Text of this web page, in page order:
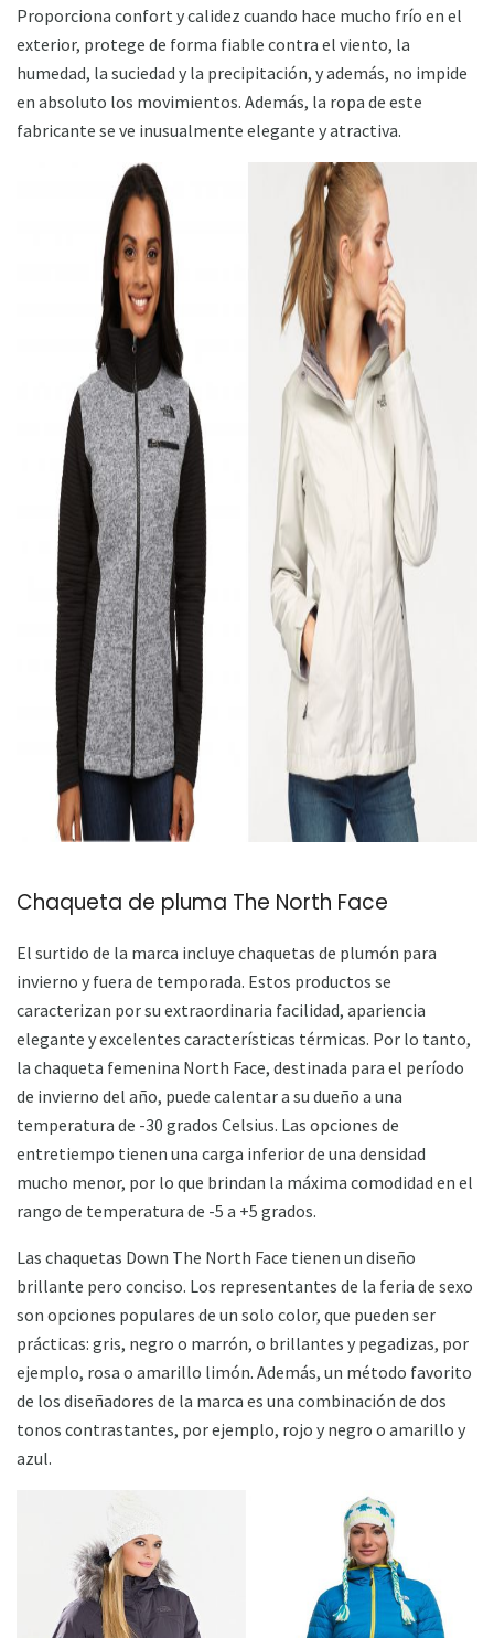
Proporciona confort y calidez cuando hace mucho frío en el
exterior, protege de forma fiable contra el viento, la
humedad, la suciedad y la precipitación, y además, no impide
en absoluto los movimientos. Además, la ropa de este
fabricante se ve inusualmente elegante y atractiva.
Chaqueta de pluma The North Face
El surtido de la marca incluye chaquetas de plumón para
invierno y fuera de temporada. Estos productos se
caracterizan por su extraordinaria facilidad, apariencia
elegante y excelentes características térmicas. Por lo tanto,
la chaqueta femenina North Face, destinada para el período
de invierno del año, puede calentar a su dueño a una
temperatura de -30 grados Celsius. Las opciones de
entretiempo tienen una carga inferior de una densidad
mucho menor, por lo que brindan la máxima comodidad en el
rango de temperatura de -5 a +5 grados.
Las chaquetas Down The North Face tienen un diseño
brillante pero conciso. Los representantes de la feria de sexo
son opciones populares de un solo color, que pueden ser
prácticas: gris, negro o marrón, o brillantes y pegadizas, por
ejemplo, rosa o amarillo limón. Además, un método favorito
de los diseñadores de la marca es una combinación de dos
tonos contrastantes, por ejemplo, rojo y negro o amarillo y
azul.